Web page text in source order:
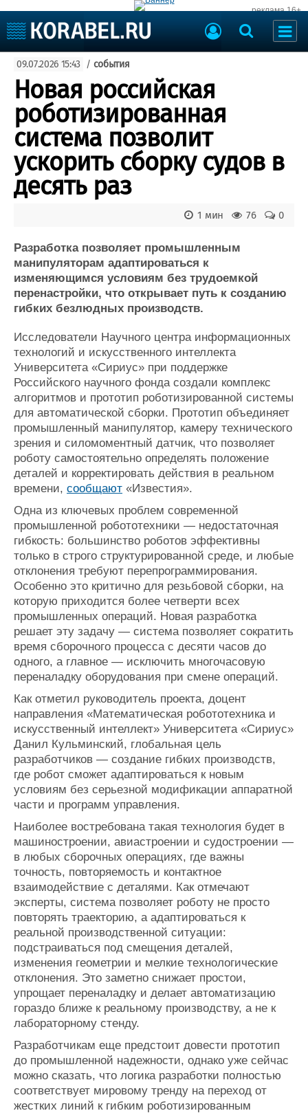
реклама 16+
Судоходство
Судоремонт
События
Пресс-релизы
Порты
Рыболовство
ВМФ
Яхты и катера
Еще
Компании
Репутация
Крюинг
Реклама
Доска объявлений
Оборудование
Изделия
Услуги
Конференции
Выставки и семинары
Личности
Словарь
Флот
Галерея флота
Форум
Отзывы
Все службы
09.07.2026 15:43 / события
Новая российская
роботизированная
система позволит
ускорить сборку судов в
десять раз
0
76
1 мин
Разработка позволяет промышленным
манипуляторам адаптироваться к
изменяющимся условиям без трудоемкой
перенастройки, что открывает путь к созданию
гибких безлюдных производств.
Исследователи Научного центра информационных
технологий и искусственного интеллекта
Университета «Сириус» при поддержке
Российского научного фонда создали комплекс
алгоритмов и прототип роботизированной системы
для автоматической сборки. Прототип объединяет
промышленный манипулятор, камеру технического
зрения и силомоментный датчик, что позволяет
роботу самостоятельно определять положение
деталей и корректировать действия в реальном
времени, сообщают «Известия».
Одна из ключевых проблем современной
промышленной робототехники — недостаточная
гибкость: большинство роботов эффективны
только в строго структурированной среде, и любые
отклонения требуют перепрограммирования.
Особенно это критично для резьбовой сборки, на
которую приходится более четверти всех
промышленных операций. Новая разработка
решает эту задачу — система позволяет сократить
время сборочного процесса с десяти часов до
одного, а главное — исключить многочасовую
переналадку оборудования при смене операций.
Как отметил руководитель проекта, доцент
направления «Математическая робототехника и
искусственный интеллект» Университета «Сириус»
Данил Кульминский, глобальная цель
разработчиков — создание гибких производств,
где робот сможет адаптироваться к новым
условиям без серьезной модификации аппаратной
части и программ управления.
Наиболее востребована такая технология будет в
машиностроении, авиастроении и судостроении —
в любых сборочных операциях, где важны
точность, повторяемость и контактное
взаимодействие с деталями. Как отмечают
эксперты, система позволяет роботу не просто
повторять траекторию, а адаптироваться к
реальной производственной ситуации:
подстраиваться под смещения деталей,
изменения геометрии и мелкие технологические
отклонения. Это заметно снижает простои,
упрощает переналадку и делает автоматизацию
гораздо ближе к реальному производству, а не к
лабораторному стенду.
Разработчикам еще предстоит довести прототип
до промышленной надежности, однако уже сейчас
можно сказать, что логика разработки полностью
соответствует мировому тренду на переход от
жестких линий к гибким роботизированным